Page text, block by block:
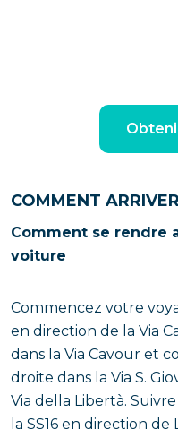
COMMENT ARRIVER
Comment se rendre
voiture
Commencez votre
en direction de la Via
dans la Via Cavour et
droite dans la Via S.
Via della Libertà.
la SS16 en direction de